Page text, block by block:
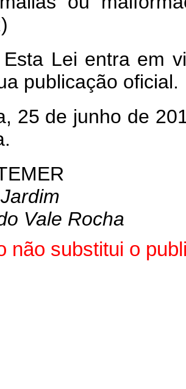
Esta Lei entra em
publicação oficial.
25 de junho de
Vale Rocha
não substitui o